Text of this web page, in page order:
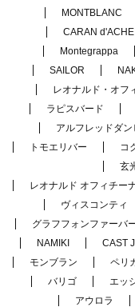
MONTBLANC
CARAN d'ACHE
Montegrappa
SAILOR
レオナルド・オフ
ラピスバード
アルフレッドダン
トモエリバー
コ
玄
レオナルド オフィチー
ヴィスコンティ
グラフフォンファーバ
NAMIKI
CAST
モンブラン
ペリ
バリゴ
エッ
アウロラ